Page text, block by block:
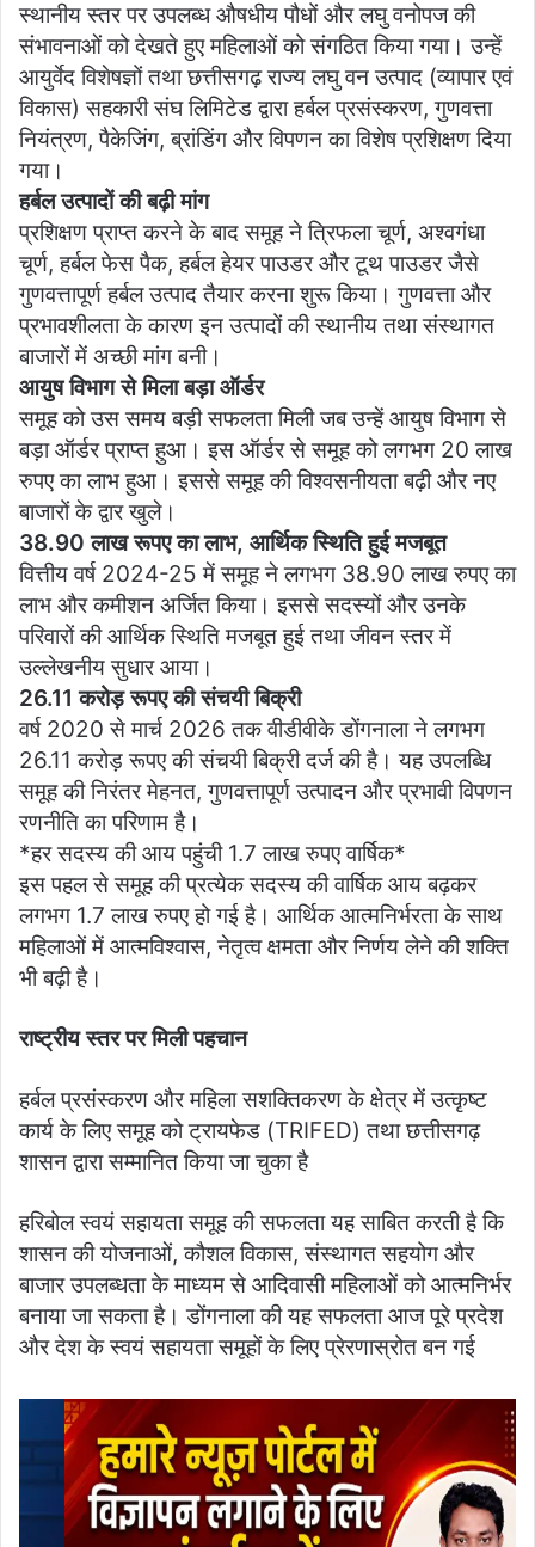
स्थानीय स्तर पर उपलब्ध औषधीय पौधों और लघु वनोपज की
संभावनाओं को देखते हुए महिलाओं को संगठित किया गया। उन्हें
आयुर्वेद विशेषज्ञों तथा छत्तीसगढ़ राज्य लघु वन उत्पाद (व्यापार एवं
विकास) सहकारी संघ लिमिटेड द्वारा हर्बल प्रसंस्करण, गुणवत्ता
नियंत्रण, पैकेजिंग, ब्रांडिंग और विपणन का विशेष प्रशिक्षण दिया
गया।
हर्बल उत्पादों की बढ़ी मांग
प्रशिक्षण प्राप्त करने के बाद समूह ने त्रिफला चूर्ण, अश्वगंधा
चूर्ण, हर्बल फेस पैक, हर्बल हेयर पाउडर और टूथ पाउडर जैसे
गुणवत्तापूर्ण हर्बल उत्पाद तैयार करना शुरू किया। गुणवत्ता और
प्रभावशीलता के कारण इन उत्पादों की स्थानीय तथा संस्थागत
बाजारों में अच्छी मांग बनी।
आयुष विभाग से मिला बड़ा ऑर्डर
समूह को उस समय बड़ी सफलता मिली जब उन्हें आयुष विभाग से
बड़ा ऑर्डर प्राप्त हुआ। इस ऑर्डर से समूह को लगभग 20 लाख
रुपए का लाभ हुआ। इससे समूह की विश्वसनीयता बढ़ी और नए
बाजारों के द्वार खुले।
38.90 लाख रूपए का लाभ, आर्थिक स्थिति हुई मजबूत
वित्तीय वर्ष 2024-25 में समूह ने लगभग 38.90 लाख रुपए का
लाभ और कमीशन अर्जित किया। इससे सदस्यों और उनके
परिवारों की आर्थिक स्थिति मजबूत हुई तथा जीवन स्तर में
उल्लेखनीय सुधार आया।
26.11 करोड़ रूपए की संचयी बिक्री
वर्ष 2020 से मार्च 2026 तक वीडीवीके डोंगनाला ने लगभग
26.11 करोड़ रूपए की संचयी बिक्री दर्ज की है। यह उपलब्धि
समूह की निरंतर मेहनत, गुणवत्तापूर्ण उत्पादन और प्रभावी विपणन
रणनीति का परिणाम है।
*हर सदस्य की आय पहुंची 1.7 लाख रुपए वार्षिक*
इस पहल से समूह की प्रत्येक सदस्य की वार्षिक आय बढ़कर
लगभग 1.7 लाख रुपए हो गई है। आर्थिक आत्मनिर्भरता के साथ
महिलाओं में आत्मविश्वास, नेतृत्व क्षमता और निर्णय लेने की शक्ति
भी बढ़ी है।
राष्ट्रीय स्तर पर मिली पहचान
हर्बल प्रसंस्करण और महिला सशक्तिकरण के क्षेत्र में उत्कृष्ट
कार्य के लिए समूह को ट्रायफेड (TRIFED) तथा छत्तीसगढ़
शासन द्वारा सम्मानित किया जा चुका है
हरिबोल स्वयं सहायता समूह की सफलता यह साबित करती है कि
शासन की योजनाओं, कौशल विकास, संस्थागत सहयोग और
बाजार उपलब्धता के माध्यम से आदिवासी महिलाओं को आत्मनिर्भर
बनाया जा सकता है। डोंगनाला की यह सफलता आज पूरे प्रदेश
और देश के स्वयं सहायता समूहों के लिए प्रेरणास्रोत बन गई